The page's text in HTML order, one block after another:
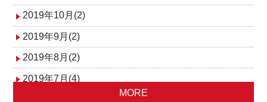
2019年10月(2)
2019年9月(2)
2019年8月(2)
2019年7月(4)
MORE